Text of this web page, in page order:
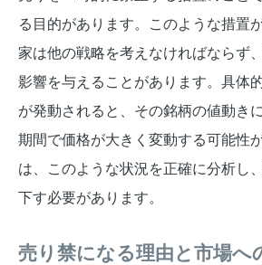
る目的があります。このような措置
家は他の戦略を考えなければならず
影響を与えることがあります。具体
が発動されると、その銘柄の値動き
期間で価格が大きく変動する可能性
は、このような状況を正確に分析し
下す必要があります。
売り禁になる理由と市場へ